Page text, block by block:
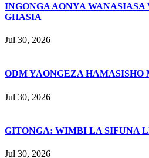
INGONGA AONYA WANASIASA
GHASIA
Jul 30, 2026
ODM YAONGEZA HAMASISHO
Jul 30, 2026
GITONGA: WIMBI LA SIFUNA
Jul 30, 2026